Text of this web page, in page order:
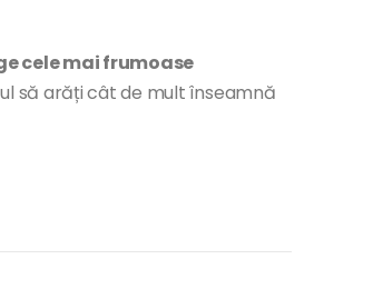
cele mai frumoase
să arăți cât de mult înseamnă